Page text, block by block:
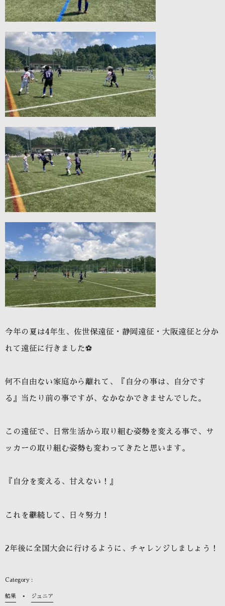
今年の夏は4年生、佐世保遠征・静岡遠征・大阪遠征と分か
れて遠征に行きました⚽
何不自由ない家庭から離れて、『自分の事は、自分です
る』当たり前の事ですが、なかなかできませんでした。
この遠征で、日常生活から取り組む姿勢を変える事で、サ
ッカーの取り組む姿勢も変わってきたと思います。
『自分を変える、甘えない！』
これを継続して、日々努力！
2年後に全国大会に行けるように、チャレンジしましょう！
結果 ジュニア